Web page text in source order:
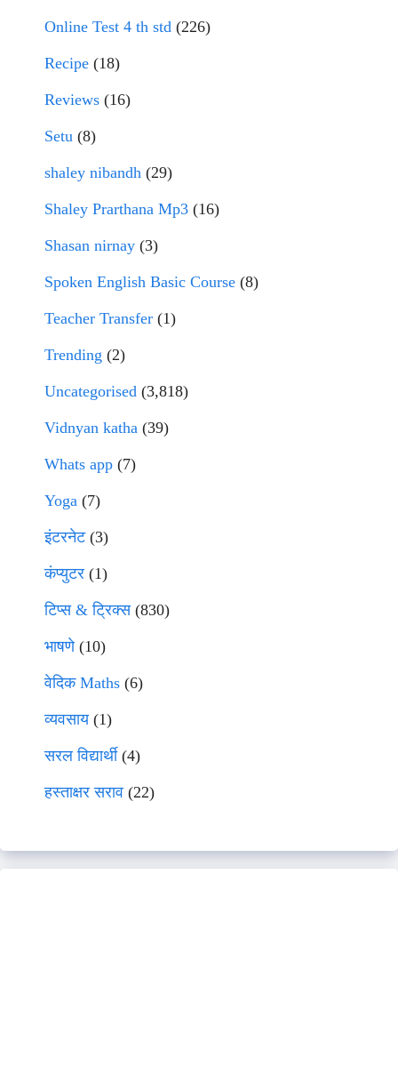
Online Test 4 th std (226)
Recipe (18)
Reviews (16)
Setu (8)
shaley nibandh (29)
Shaley Prarthana Mp3 (16)
Shasan nirnay (3)
Spoken English Basic Course (8)
Teacher Transfer (1)
Trending (2)
Uncategorised (3,818)
Vidnyan katha (39)
Whats app (7)
Yoga (7)
इंटरनेट(3)
कंप्युटर (1)
टिप्स & ट्रिक्स(830)
भाषणे(10)
वेदिक Maths (6)
व्यवसाय(1)
सरल विद्यार्थी(4)
हस्ताक्षर सराव (22)